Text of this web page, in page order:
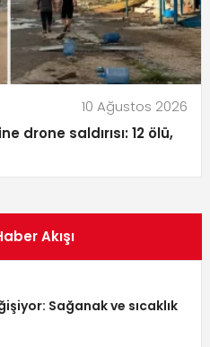
10 Ağustos 2026
drone saldırısı: 12 ölü,
Akışı
Sağanak ve sıcaklık